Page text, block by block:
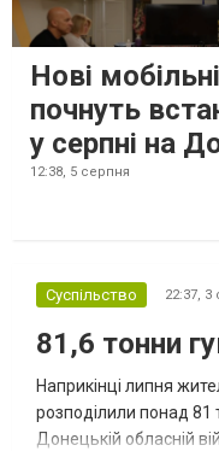
Нові
почнуть
у серпні на
12:38, 5 серпня
Суспільство 22:37, 3
81,6 тонни
Наприкінці липня
розподілили понад 81
Донецькій обласній